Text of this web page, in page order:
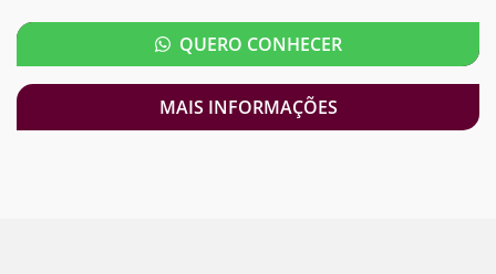
QUERO CONHECER
MAIS INFORMAÇÕES